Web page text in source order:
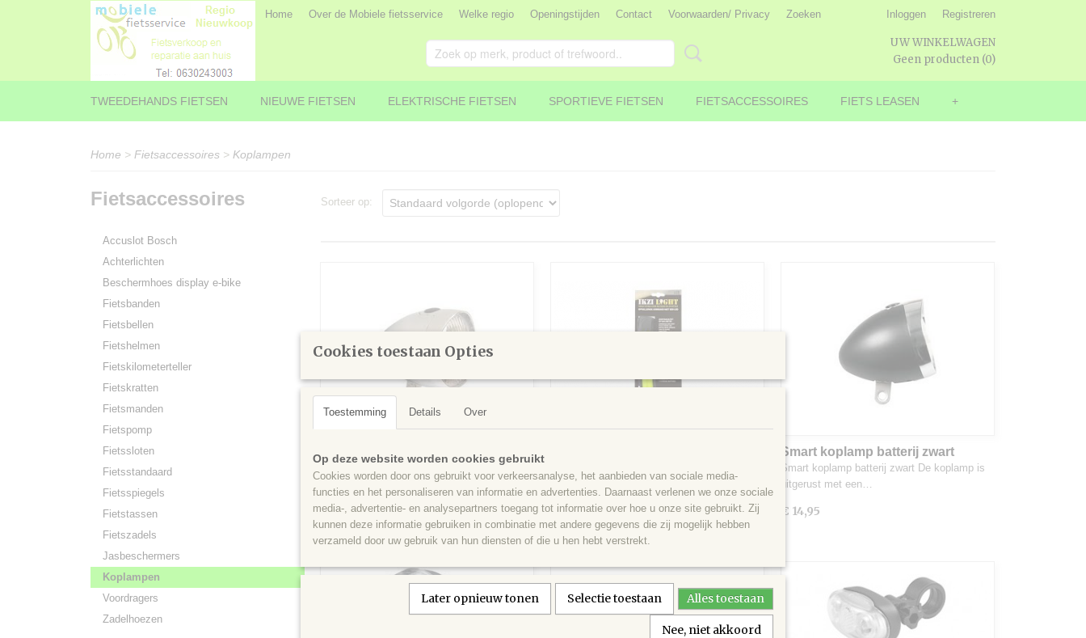
Home Over de Mobiele fietsservice Welke regio Openingstijden Contact Voorwaarden/ Privacy Zoeken Inloggen Registreren
UW WINKELWAGEN
Geen producten (0)
TWEEDEHANDS FIETSEN NIEUWE FIETSEN ELEKTRISCHE FIETSEN SPORTIEVE FIETSEN FIETSACCESSOIRES FIETS LEASEN +
Home > Fietsaccessoires > Koplampen
Fietsaccessoires
Accuslot Bosch
Achterlichten
Beschermhoes display e-bike
Fietsbanden
Fietsbellen
Fietshelmen
Fietskilometerteller
Fietskratten
Fietsmanden
Fietspomp
Fietssloten
Fietsstandaard
Fietsspiegels
Fietstassen
Fietszadels
Jasbeschermers
Koplampen
Voordragers
Zadelhoezen
Sorteer op:
Smart Koplamp batterij chroom
Smart Koplamp batterij Chroom De koplamp
€ 14,95
verlichting.…
€ 6,95
Smart koplamp batterij zwart
Smart koplamp batterij zwart De koplamp is
uitgerust met een…
€ 14,95
Cookies toestaan Opties
Toestemming Details Over
Op deze website worden cookies gebruikt
Cookies worden door ons gebruikt voor verkeersanalyse, het aanbieden van sociale media-
functies en het personaliseren van informatie en advertenties. Daarnaast verlenen we onze sociale
media-, advertentie- en analysepartners toegang tot informatie over hoe u onze site gebruikt. Zij
kunnen deze informatie gebruiken in combinatie met andere gegevens die zij mogelijk hebben
verzameld door uw gebruik van hun diensten of die u hen hebt verstrekt.
Later opnieuw tonen Selectie toestaan Alles toestaan
Nee, niet akkoord